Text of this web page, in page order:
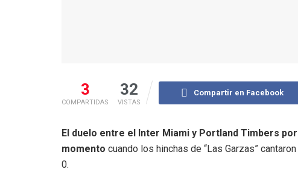
3
COMPARTIDAS
32
VISTAS
Compartir en Facebook
El duelo entre el Inter Miami y Portland Timbers
momento cuando los hinchas de “Las Garzas”
0.